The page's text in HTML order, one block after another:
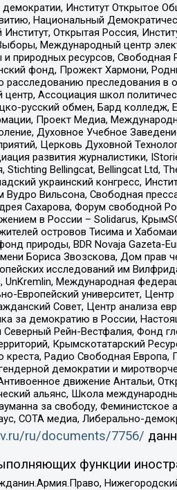
Институт Открытое
Национальный
Открытая Россия,
Международный центр
ресурсов, Свободная
фонд, Прожект Хармони,
расследованию преследования
Ассоциация школ
русский обмен, Бард
Проект Медиа,
Духовное Учебное
Церковь Духовной
развития журналистики,
Bellingcat, Bellingcat Ltd,
украинский конгресс,
Вильсона, Свободная
Сахарова, Форум свободной
в России – Solidarus,
островов Тисима и
природы, BDR Novaja
Бориса Звозскова, Дом прав
исследований им
UnKremlin, Международная
Европейский университет,
Совет, Центр анализа
за демократию в России,
Рейн-Вестфалия, Фонд
Крымскотатарский
креста, Радио Свободная
демократии и
движение Антальи,
альянс, Школа
за свободу, Феминистское
СОТА медиа, Либерально-
ru/documents/7756/
функции